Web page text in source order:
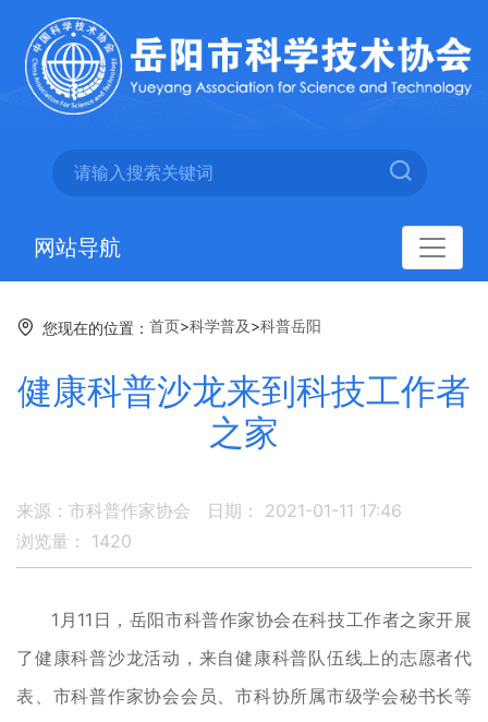
网站导航
您现在的位置： 首页>科学普及>科普岳阳
健康科普沙龙来到科技工作者
之家
来源：市科普作家协会
日期： 2021-01-11 17:46
浏览量： 1420
1月11日，岳阳市科普作家协会在科技工作者之家开展
了健康科普沙龙活动，来自健康科普队伍线上的志愿者代
表、市科普作家协会会员、市科协所属市级学会秘书长等